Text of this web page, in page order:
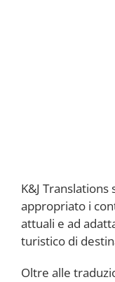
K&J
appropriato i
attuali e ad
turistico di
Oltre alle